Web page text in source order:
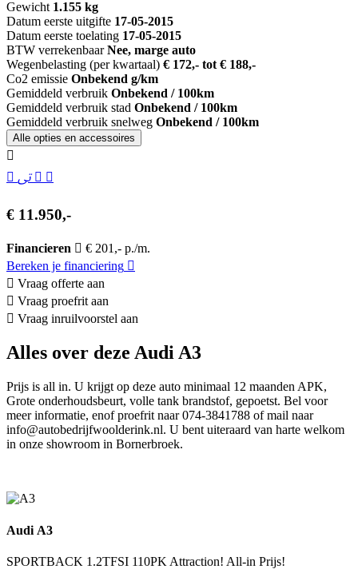
Gewicht 1.155 kg
Datum eerste uitgifte 17-05-2015
Datum eerste toelating 17-05-2015
BTW verrekenbaar Nee, marge auto
Wegenbelasting (per kwartaal) € 172,- tot € 188,-
Co2 emissie Onbekend g/km
Gemiddeld verbruik Onbekend / 100km
Gemiddeld verbruik stad Onbekend / 100km
Gemiddeld verbruik snelweg Onbekend / 100km
Alle opties en accessoires
€ 11.950,-
Financieren
€ 201,- p./m.
Bereken je financiering
Vraag offerte aan
Vraag proefrit aan
Vraag inruilvoorstel aan
Alles over deze Audi A3
Prijs is all in. U krijgt op deze auto minimaal 12 maanden APK,
Grote onderhoudsbeurt, volle tank brandstof, gepoetst. Bel voor
meer informatie, enof proefrit naar 074-3841788 of mail naar
info@autobedrijfwoolderink.nl. U bent uiteraard van harte welkom
in onze showroom in Bornerbroek.
Audi A3
SPORTBACK 1.2TFSI 110PK Attraction! All-in Prijs!